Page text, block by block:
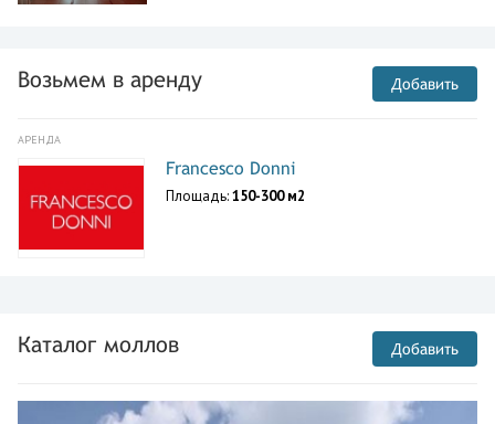
Возьмем в аренду Добавить
АРЕНДА
Francesco Donni
Площадь:150-300 м2
Каталог моллов Добавить